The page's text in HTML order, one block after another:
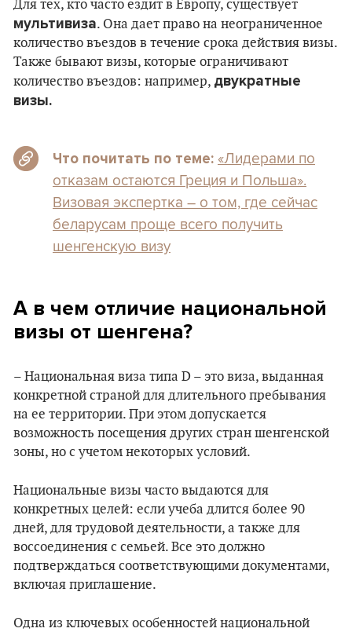
Для тех, кто часто ездит в Европу, существует
мультивиза. Она дает право на неограниченное
количество въездов в течение срока действия визы.
Также бывают визы, которые ограничивают
количество въездов: например, двукратные
визы.
Что почитать по теме: «Лидерами по
отказам остаются Греция и Польша».
Визовая экспертка – о том, где сейчас
беларусам проще всего получить
шенгенскую визу
А в чем отличие национальной
визы от шенгена?
– Национальная виза типа D – это виза, выданная
конкретной страной для длительного пребывания
на ее территории. При этом допускается
возможность посещения других стран шенгенской
зоны, но с учетом некоторых условий.
Национальные визы часто выдаются для
конкретных целей: если учеба длится более 90
дней, для трудовой деятельности, а также для
воссоединения с семьей. Все это должно
подтверждаться соответствующими документами,
включая приглашение.
Одна из ключевых особенностей национальной